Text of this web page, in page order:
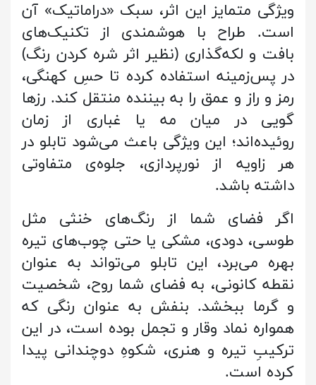
ویژگی متمایز این اثر، سبک «دراماتیک» آن
است. طراح با هوشمندی از تکنیک‌های
بافت و لکه‌گذاری (نظیر اثر شره کردن رنگ)
در پس‌زمینه استفاده کرده تا حسِ کهنگی،
رمز و راز و عمق را به بیننده منتقل کند. رزها
گویی در میان مه یا غباری از زمان
روئیده‌اند؛ این ویژگی باعث می‌شود تابلو در
هر زاویه از نورپردازی، جلوه‌ی متفاوتی
داشته باشد.
اگر فضای شما از رنگ‌های خنثی مثل
طوسی، دودی، مشکی یا حتی چوب‌های تیره
بهره می‌برد، این تابلو می‌تواند به عنوان
نقطه کانونی، به فضای شما روح، شخصیت
و گرما ببخشد. بنفش به عنوان رنگی که
همواره نماد وقار و تجمل بوده است، در این
ترکیبِ تیره و هنری، شکوهِ دوچندانی پیدا
کرده است.